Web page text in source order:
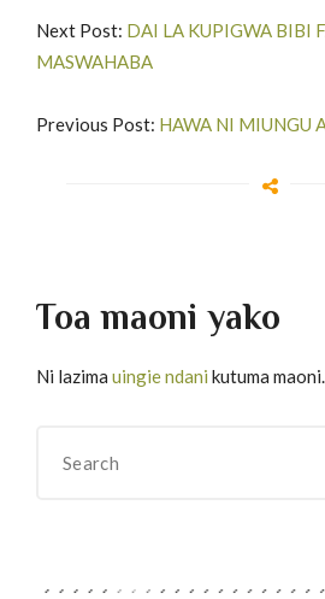
Next Post: DAI LA KUPIGWA BIBI
MASWAHABA
Previous Post: HAWA NI MIUNGU
Toa maoni yako
Ni lazima uingie ndani kutuma maoni.